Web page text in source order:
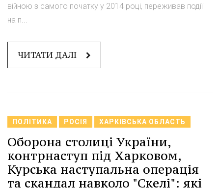
війною з самого початку у 2014 році, переживав події
на п...
ЧИТАТИ ДАЛІ
ПОЛІТИКА РОСІЯ ХАРКІВСЬКА ОБЛАСТЬ
Оборона столиці України,
контрнаступ під Харковом,
Курська наступальна операція
та скандал навколо "Скелі": які